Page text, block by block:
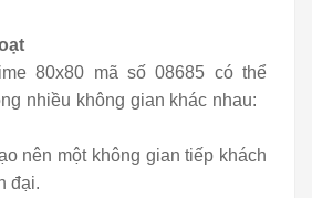
80x80 mã số 08685 có thể
nhiều không gian khác nhau:
nên một không gian tiếp khách
đại.